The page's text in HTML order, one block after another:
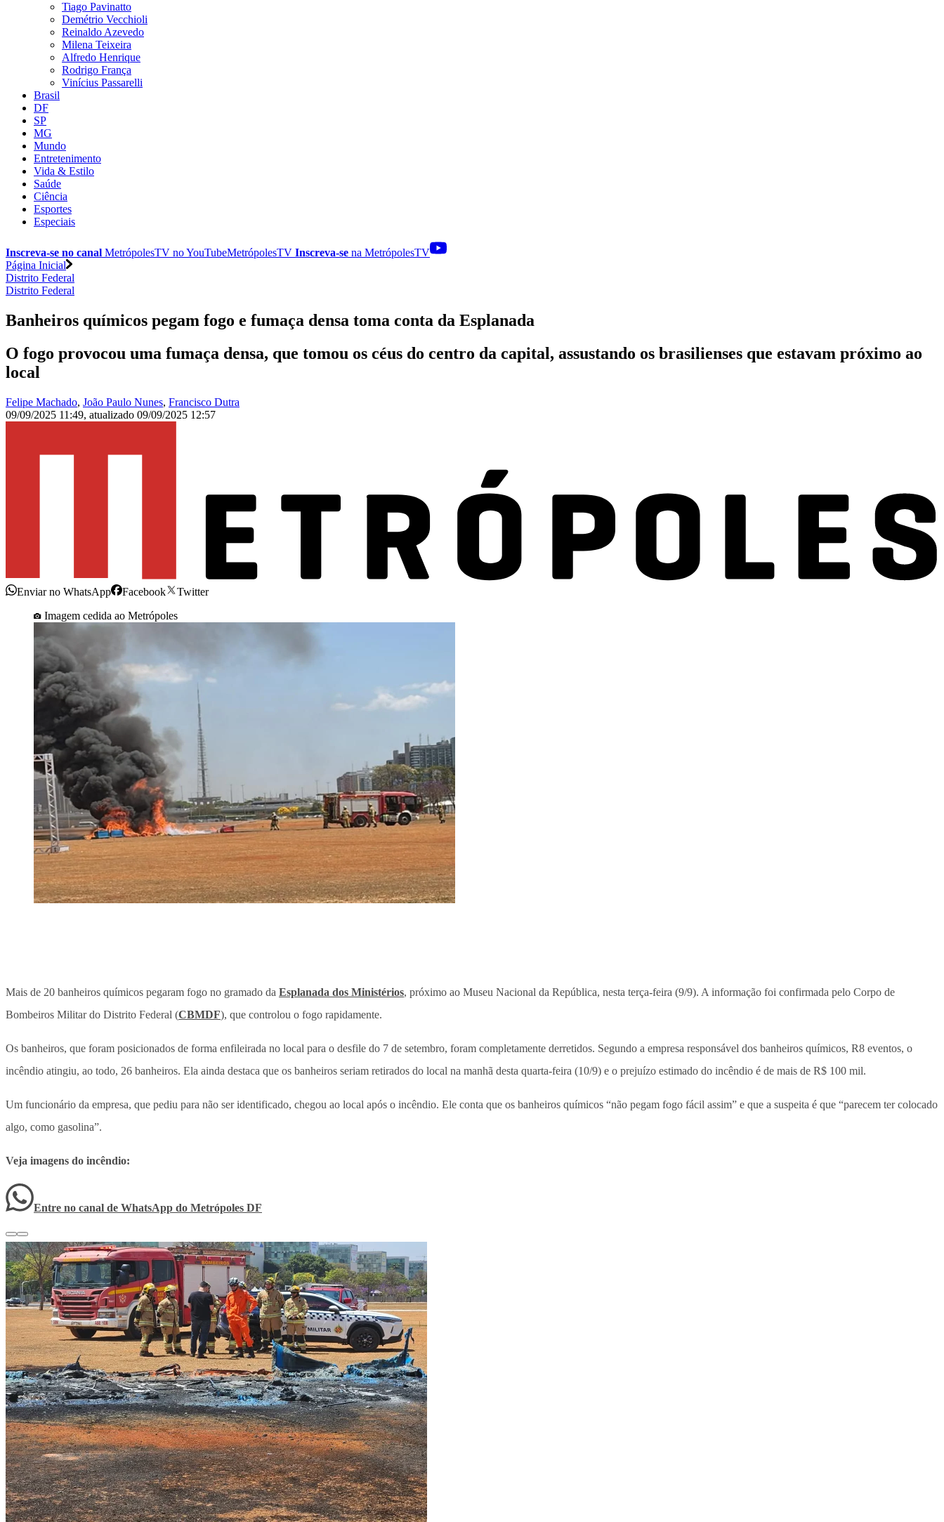
Tiago Pavinatto
Demétrio Vecchioli
Reinaldo Azevedo
Milena Teixeira
Alfredo Henrique
Rodrigo França
Vinícius Passarelli
Brasil
DF
SP
MG
Mundo
Entretenimento
Vida & Estilo
Saúde
Ciência
Esportes
Especiais
Inscreva-se no canal MetrópolesTV noYouTubeMetrópolesTV Inscreva-se na MetrópolesTV
Página Inicial
Distrito Federal
Distrito Federal
Banheiros químicos pegam fogo e fumaça densa toma conta da Esplanada
O fogo provocou uma fumaça densa, que tomou os céus do centro da capital, assustando os brasilienses que estavam próximo ao
local
Felipe Machado, João Paulo Nunes, Francisco Dutra
09/09/2025 11:49, atualizado 09/09/2025 12:57
Enviar no WhatsApp Facebook
Twitter
Imagem cedida ao Metrópoles
Mais de 20 banheiros químicos pegaram fogo no gramado da Esplanada dos Ministérios, próximo ao Museu Nacional da República, nesta terça-feira (9/9). A informação foi confirmada pelo Corpo de
Bombeiros Militar do Distrito Federal (CBMDF), que controlou o fogo rapidamente.
Os banheiros, que foram posicionados de forma enfileirada no local para o desfile do 7 de setembro, foram completamente derretidos. Segundo a empresa responsável dos banheiros químicos, R8 eventos, o
incêndio atingiu, ao todo, 26 banheiros. Ela ainda destaca que os banheiros seriam retirados do local na manhã desta quarta-feira (10/9) e o prejuízo estimado do incêndio é de mais de R$ 100 mil.
Um funcionário da empresa, que pediu para não ser identificado, chegou ao local após o incêndio. Ele conta que os banheiros químicos “não pegam fogo fácil assim” e que a suspeita é que “parecem ter colocado
algo, como gasolina”.
Veja imagens do incêndio:
Entre no canal de WhatsApp do Metrópoles DF